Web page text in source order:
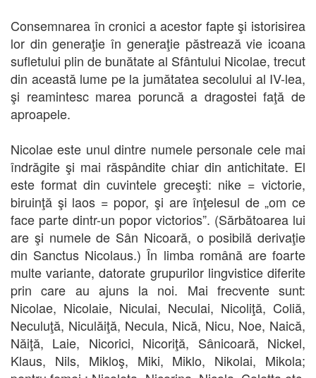
Consemnarea în cronici a acestor fapte şi istorisirea
lor din generaţie în generaţie păstrează vie icoana
sufletului plin de bunătate al Sfântului Nicolae, trecut
din această lume pe la jumătatea secolului al IV-lea,
şi reamintesc marea poruncă a dragostei faţă de
aproapele.
Nicolae este unul dintre numele personale cele mai
îndrăgite şi mai răspândite chiar din antichitate. El
este format din cuvintele greceşti: nike = victorie,
biruinţă şi laos = popor, şi are înţelesul de „om ce
face parte dintr-un popor victorios”. (Sărbătoarea lui
are şi numele de Sân Nicoară, o posibilă derivaţie
din Sanctus Nicolaus.) În limba română are foarte
multe variante, datorate grupurilor lingvistice diferite
prin care au ajuns la noi. Mai frecvente sunt:
Nicolae, Nicolaie, Niculai, Neculai, Nicoliţă, Coliă,
Neculuţă, Niculăiţă, Necula, Nică, Nicu, Noe, Naică,
Năiţă, Laie, Nicorici, Nicoriţă, Sânicoară, Nickel,
Klaus, Nils, Mikloş, Miki, Miklo, Nikolai, Mikola;